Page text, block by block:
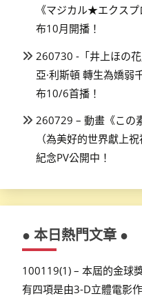
《マジカル★エクス
布10月開播！
260730 -「井上ほの
亞·利斯頓 轉生為嬌弱
布10/6首播！
260729 – 動畫《この
（為美好的世界獻上
紀念PV公開中！
● 本日熱門文章 ●
100119(1) – 本屆的金球
有四項是由3-D立體電影